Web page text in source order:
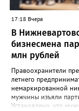
17:18 Вчера
В
бизнесмена
млн рублей
Правоохранители
летнего
немаркированной
мужчины изъяли
Установлено, что